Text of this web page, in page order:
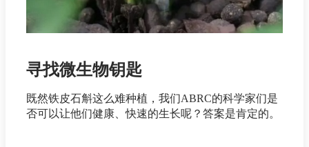
寻找微生物钥匙
既然铁皮石斛这么难种植，我们ABRC的科学家们是
否可以让他们健康、快速的生长呢？答案是肯定的。